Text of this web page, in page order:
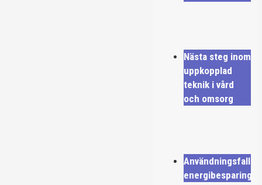
Nästa steg inom
uppkopplad
teknik i vård
och omsorg
Användningsfall
energibesparing